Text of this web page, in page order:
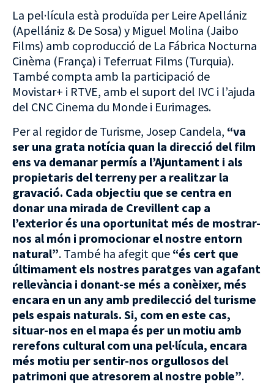
La pel·lícula està produïda per Leire Apellániz
(Apellániz & De Sosa) y Miguel Molina (Jaibo
Films) amb coproducció de La Fábrica Nocturna
Cinèma (França) i Teferruat Films (Turquia).
També compta amb la participació de
Movistar+ i RTVE, amb el suport del IVC i l’ajuda
del CNC Cinema du Monde i Eurimages.
Per al regidor de Turisme, Josep Candela, “va
ser una grata notícia quan la direcció del film
ens va demanar permís a l’Ajuntament i als
propietaris del terreny per a realitzar la
gravació. Cada objectiu que se centra en
donar una mirada de Crevillent cap a
l’exterior és una oportunitat més de mostrar-
nos al món i promocionar el nostre entorn
natural”. També ha afegit que “és cert que
últimament els nostres paratges van agafant
rellevància i donant-se més a conèixer, més
encara en un any amb predilecció del turisme
pels espais naturals. Si, com en este cas,
situar-nos en el mapa és per un motiu amb
rerefons cultural com una pel·lícula, encara
més motiu per sentir-nos orgullosos del
patrimoni que atresorem al nostre poble”.